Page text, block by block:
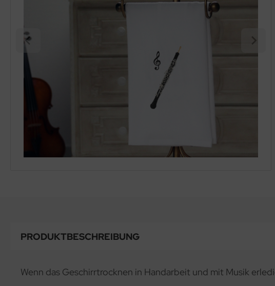
PRODUKTBESCHREIBUNG
Wenn das Geschirrtrocknen in Handarbeit und mit Musik